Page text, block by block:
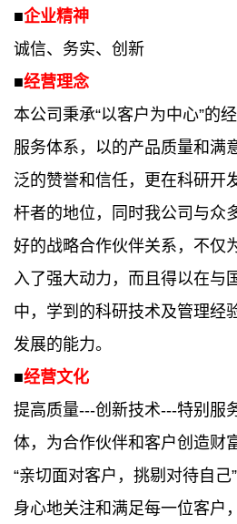
■企业精神
诚信、务实、创新
■经营理念
本公司秉承“以客户为中心”的
服务体系，以的产品质量和满
泛的赞誉和信任，更在科研开
杆者的地位，同时我公司与众
好的战略合作伙伴关系，不仅
入了强大动力，而且得以在与
中，学到的科研技术及管理经
发展的能力。
■经营文化
提高质量---创新技术---特别服
体，为合作伙伴和客户创造财
“亲切面对客户，挑剔对待自
身心地关注和满足每一位客户